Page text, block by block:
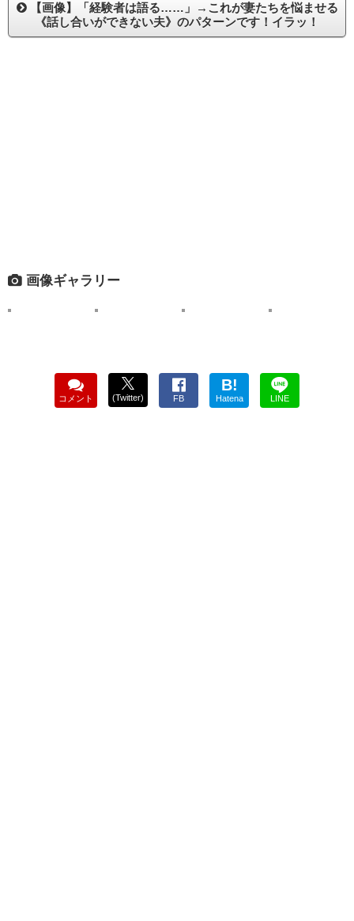
【画像】「経験者は語る……」→これが妻たちを悩ませる
《話し合いができない夫》のパターンです！イラッ！
画像ギャラリー
コメント (Twitter) FB
B!
Hatena LINE